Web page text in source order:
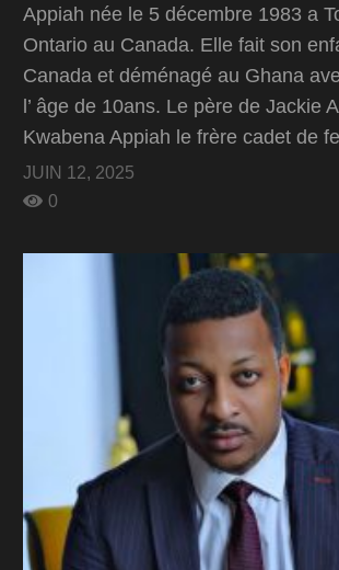
Appiah née le 5 décembre 1983 a
Ontario au Canada. Elle fait son
Canada et déménagé au Ghana
l’ âge de 10ans. Le père de Jackie
Kwabena Appiah le frère cadet de
JUIN 12, 2025
0